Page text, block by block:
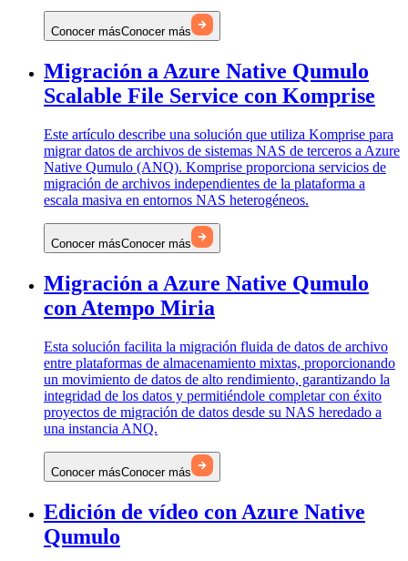
Conocer másConocer más
Migración a Azure Native Qumulo
Scalable File Service con Komprise
Este artículo describe una solución que utiliza Komprise para
migrar datos de archivos de sistemas NAS de terceros a Azure
Native Qumulo (ANQ). Komprise proporciona servicios de
migración de archivos independientes de la plataforma a
escala masiva en entornos NAS heterogéneos.
Conocer másConocer más
Migración a Azure Native Qumulo
con Atempo Miria
Esta solución facilita la migración fluida de datos de archivo
entre plataformas de almacenamiento mixtas, proporcionando
un movimiento de datos de alto rendimiento, garantizando la
integridad de los datos y permitiéndole completar con éxito
proyectos de migración de datos desde su NAS heredado a
una instancia ANQ.
Conocer másConocer más
Edición de vídeo con Azure Native
Qumulo